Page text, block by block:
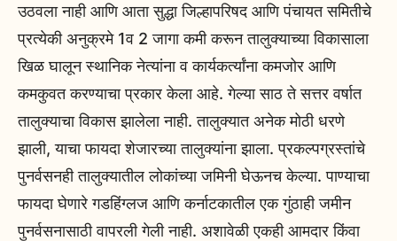
उठवला नाही आणि आता सुद्धा जिल्हापरिषद आणि पंचायत समितीचे
प्रत्येकी अनुक्रमे 1व 2 जागा कमी करून तालुक्याच्या विकासाला
खिळ घालून स्थानिक नेत्यांना व कार्यकर्त्यांना कमजोर आणि
कमकुवत करण्याचा प्रकार केला आहे. गेल्या साठ ते सत्तर वर्षात
तालुक्याचा विकास झालेला नाही. तालुक्यात अनेक मोठी धरणे
झाली, याचा फायदा शेजारच्या तालुक्यांना झाला. प्रकल्पग्रस्तांचे
पुनर्वसनही तालुक्यातील लोकांच्या जमिनी घेऊनच केल्या. पाण्याचा
फायदा घेणारे गडहिंग्लज आणि कर्नाटकातील एक गुंठाही जमीन
पुनर्वसनासाठी वापरली गेली नाही. अशावेळी एकही आमदार किंवा